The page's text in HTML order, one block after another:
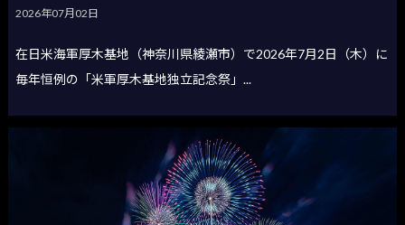
2026年07月02日
在日米海軍厚木基地（神奈川県綾瀬市）で2026年7月2日（木）に
毎年恒例の「米軍厚木基地独立記念祭」...